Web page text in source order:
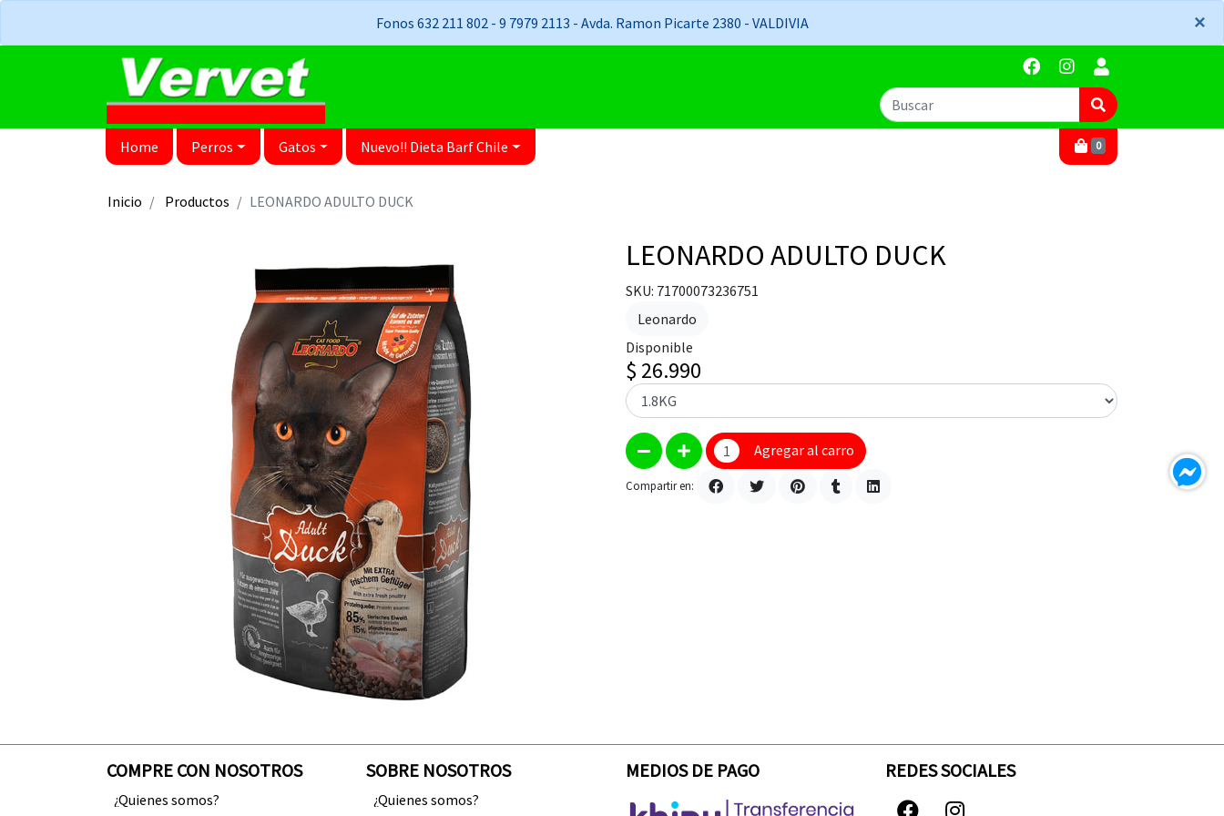
Fonos 632 211 802 - 9 7979 2113 - Avda. Ramon Picarte 2380 - VALDIVIA ×
×
Home Perros Gatos Nuevo!! Dieta Barf Chile 0
Inicio Productos LEONARDO ADULTO DUCK
LEONARDO ADULTO DUCK
SKU: 71700073236751
Leonardo
Disponible
$ 26.990
Agregar al carro
Compartir en:
COMPRE CON NOSOTROS
¿Quienes somos?
SOBRE NOSOTROS
¿Quienes somos?
MEDIOS DE PAGO REDES SOCIALES